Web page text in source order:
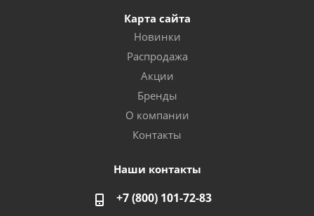
Карта сайта
Новинки
Распродажа
Акции
Бренды
О компании
Контакты
Наши контакты
+7 (800) 101-72-83